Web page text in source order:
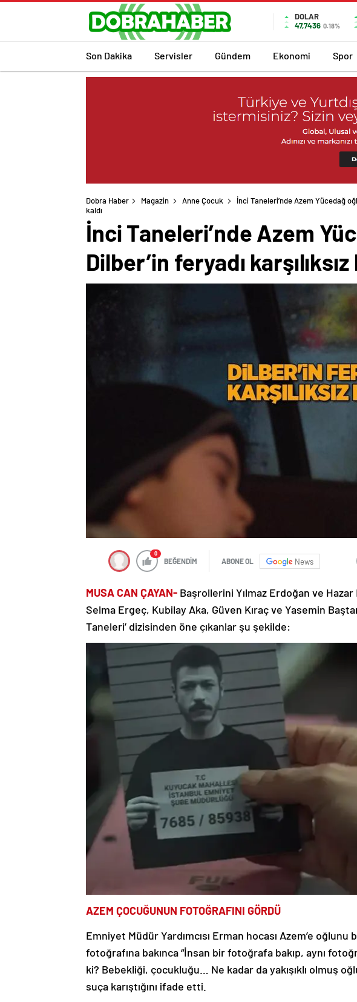
DOLAR
47,7436 0.18%
Son Dakika Servisler Gündem Ekonomi Spor
Dobra Haber Magazin Anne Çocuk İnci Taneleri’nde Azem Yücedağ
İnci Taneleri’nde Azem
Dilber’in feryadı karşılıksız
News
Selma Ergeç, Kubilay Aka, Güven Kıraç ve Yasemin
Taneleri’ dizisinden öne çıkanlar şu şekilde:
fotoğrafına bakınca “İnsan bir fotoğrafa bakıp, aynı
ki? Bebekliği, çocukluğu… Ne kadar da yakışıklı olmuş
suça karıştığını ifade etti.